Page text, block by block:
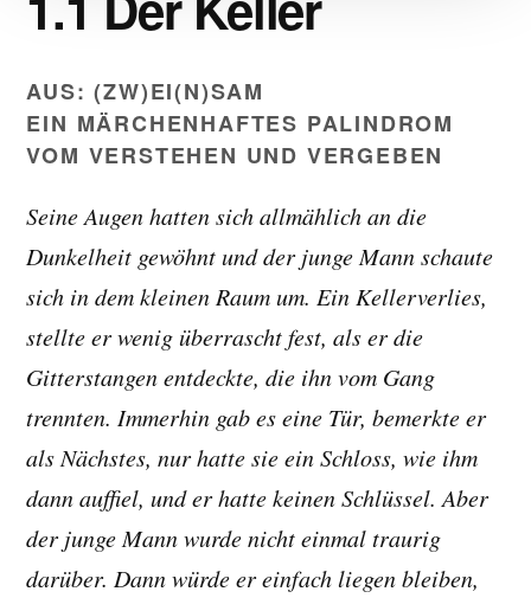
AUS: (ZW)EI(N)SAM
EIN MÄRCHENHAFTES PALINDROM
VOM VERSTEHEN UND VERGEBEN
Seine Augen hatten sich allmählich an die
Dunkelheit gewöhnt und der junge Mann schaute
sich in dem kleinen Raum um. Ein Kellerverlies,
stellte er wenig überrascht fest, als er die
Gitterstangen entdeckte, die ihn vom Gang
trennten. Immerhin gab es eine Tür, bemerkte er
als Nächstes, nur hatte sie ein Schloss, wie ihm
dann auffiel, und er hatte keinen Schlüssel. Aber
der junge Mann wurde nicht einmal traurig
darüber. Dann würde er einfach liegen bleiben,